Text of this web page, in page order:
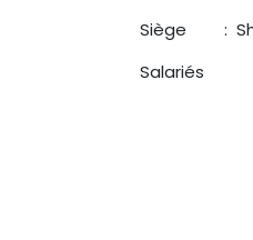
Siège
:
Salariés